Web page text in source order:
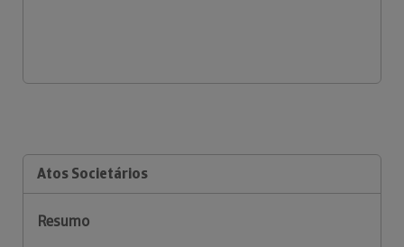
Atos Societários
Resumo